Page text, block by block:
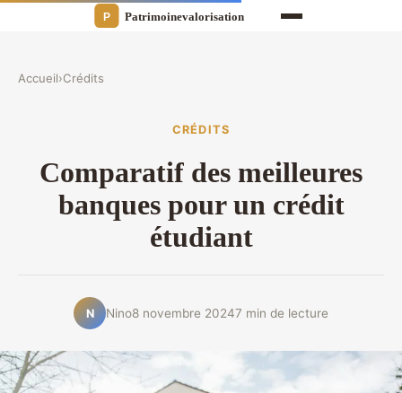
Accueil›Crédits
CRÉDITS
Comparatif des meilleures
banques pour un crédit
étudiant
N Nino8 novembre 20247 min de lecture